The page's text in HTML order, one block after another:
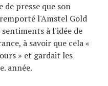
presse que son
l'Amstel Gold
sentiments à l'idée de
à savoir que cela «
» et gardait les
année.